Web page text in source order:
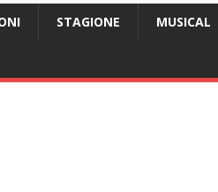
STAGIONE MUSICAL